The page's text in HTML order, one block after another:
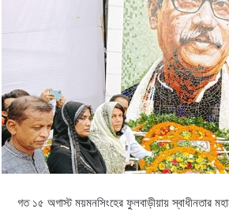
গত ১৫ অগাস্ট ময়মনসিংহের ফুলবাড়ীয়ায় স্বাধীনতার